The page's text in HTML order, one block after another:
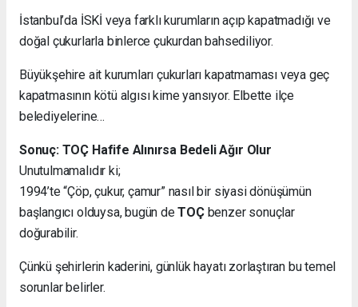
İstanbul’da İSKİ veya farklı kurumların açıp kapatmadığı ve
doğal çukurlarla binlerce çukurdan bahsediliyor.
Büyükşehire ait kurumları çukurları kapatmaması veya geç
kapatmasının kötü algısı kime yansıyor. Elbette ilçe
belediyelerine…
Sonuç: TOÇ Hafife Alınırsa Bedeli Ağır Olur
Unutulmamalıdır ki;
1994’te “Çöp, çukur, çamur” nasıl bir siyasi dönüşümün
başlangıcı olduysa, bugün deTOÇbenzer sonuçlar
doğurabilir.
Çünkü şehirlerin kaderini, günlük hayatı zorlaştıran bu temel
sorunlar belirler.